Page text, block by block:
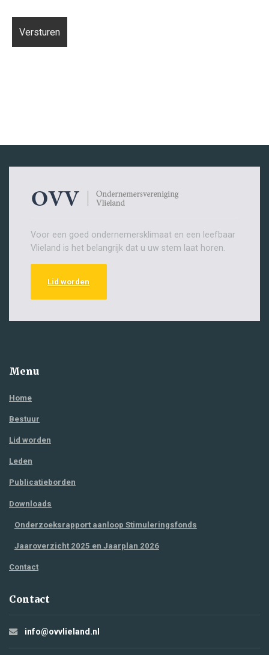
Voor een goed ondernemersklimaat en een leefbaar
Vlieland is het belangrijk dat u uw stem laat horen.
Lid worden
Menu
Home
Bestuur
Lid worden
Leden
Publicatieborden
Downloads
Onderzoeksrapport aanloop Stimuleringsfonds
Jaaroverzicht 2025 en Jaarplan 2026
Contact
Contact
info@ovvlieland.nl